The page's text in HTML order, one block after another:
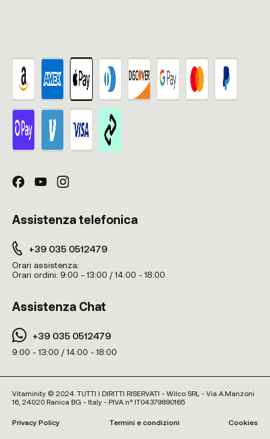
Assistenza telefonica
+39 035 0512479
Orari assistenza:
Orari ordini: 9:00 - 13:00 / 14:00 - 18:00
Assistenza Chat
+39 035 0512479
9:00 - 13:00 / 14:00 - 18:00
Vitaminity © 2024. TUTTI I DIRITTI RISERVATI - Wilco SRL - Via A.Manzoni
16, 24020 Ranica BG - Italy - PIVA n° IT04379890165
Privacy Policy Termini e condizioni Cookies